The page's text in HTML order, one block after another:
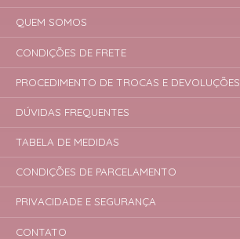
QUEM SOMOS
CONDIÇÕES DE FRETE
PROCEDIMENTO DE TROCAS E DEVOLUÇÕES
DÚVIDAS FREQUENTES
TABELA DE MEDIDAS
CONDIÇÕES DE PARCELAMENTO
PRIVACIDADE E SEGURANÇA
CONTATO